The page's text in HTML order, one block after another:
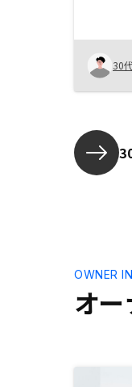
空室に
た。確
30
オ
OWNER